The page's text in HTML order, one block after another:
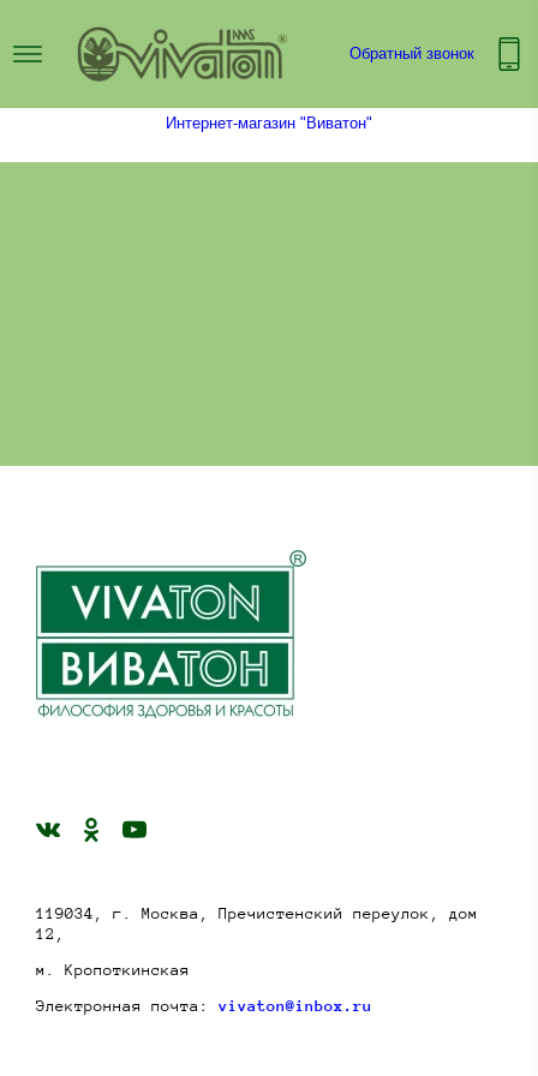
Обратный звонок
Интернет-магазин "Виватон"
119034, г. Москва, Пречистенский переулок, дом
12,
м. Кропоткинская
Электронная почта: vivaton@inbox.ru